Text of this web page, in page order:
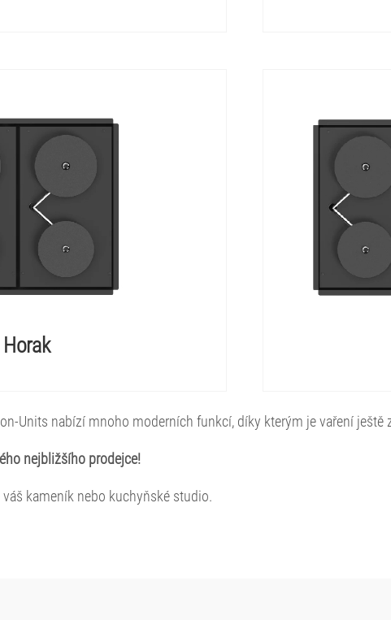
Units nabízí mnoho moderních funkcí, díky kterým je vaření ještě
nejbližšího prodejce!
kameník nebo kuchyňské studio.